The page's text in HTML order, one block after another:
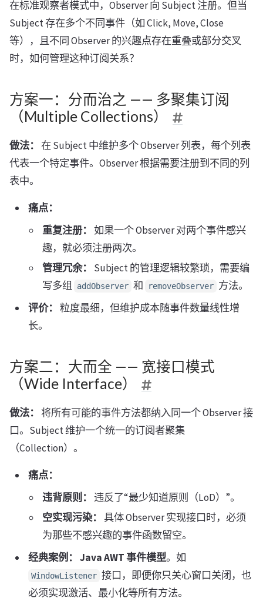
在标准观察者模式中，Observer 向 Subject 注册。但当
Subject 存在多个不同事件（如 Click, Move, Close
等），且不同 Observer 的兴趣点存在重叠或部分交叉
时，如何管理这种订阅关系？
方案一：分而治之 —— 多聚集订阅
（Multiple Collections）
做法： 在 Subject 中维护多个 Observer 列表，每个列表
代表一个特定事件。Observer 根据需要注册到不同的列
表中。
痛点：
重复注册： 如果一个 Observer 对两个事件感兴
趣，就必须注册两次。
管理冗余：
Subject 的管理逻辑较繁琐，需要编
写多组
addObserver 和 removeObserver 方法。
评价： 粒度最细，但维护成本随事件数量线性增
长。
方案二：大而全 —— 宽接口模式
（Wide Interface）
做法：
将所有可能的事件方法都纳入同一个 Observer 接
口。Subject 维护一个统一的订阅者聚集
（Collection）。
痛点：
违背原则： 违反了“最少知道原则（LoD）”。
空实现污染：
具体 Observer 实现接口时，必须
为那些不感兴趣的事件函数留空。
经典案例： JavaAWT事件模型。如
WindowListener 接口，即便你只关心窗口关闭，也
必须实现激活、最小化等所有方法。